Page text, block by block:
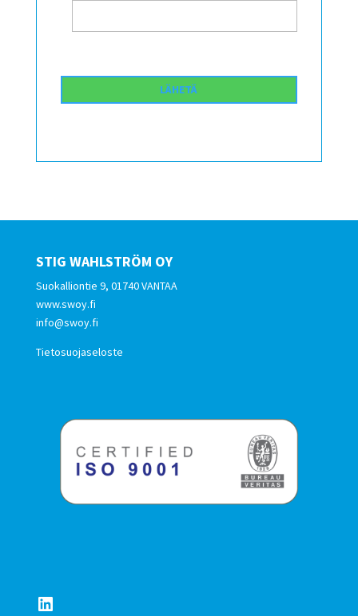
STIG WAHLSTRÖM OY
Suokalliontie 9, 01740 VANTAA
www.swoy.fi
info@swoy.fi
Tietosuojaseloste
LinkedIn